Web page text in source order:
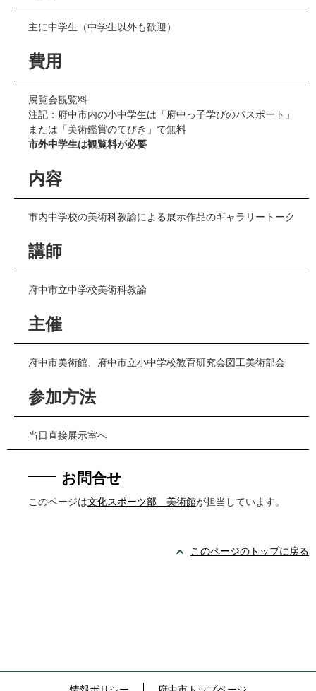
主に中学生（中学生以外も歓迎）
費用
展覧会観覧料
注記：府中市内の小中学生は「府中っ子学びのパスポート」
または「美術鑑賞のてびき」で無料
市外中学生は観覧料が必要
内容
市内中学校の美術科教諭による展示作品のギャラリートーク
講師
府中市立中学校美術科教諭
主催
府中市美術館、府中市立小中学校教育研究会図工美術部会
参加方法
当日直接展示室へ
お問合せ
このページは文化スポーツ部 美術館が担当しています。
このページのトップに戻る